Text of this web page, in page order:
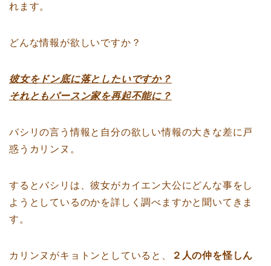
れます。
どんな情報が欲しいですか？
彼女をドン底に落としたいですか？
それともパースン家を再起不能に？
バシリの言う情報と自分の欲しい情報の大きな差に戸
惑うカリンヌ。
するとバシリは、彼女がカイエン大公にどんな事をし
ようとしているのかを詳しく調べますかと聞いてきま
す。
カリンヌがキョトンとしていると、
２人の仲を怪しん